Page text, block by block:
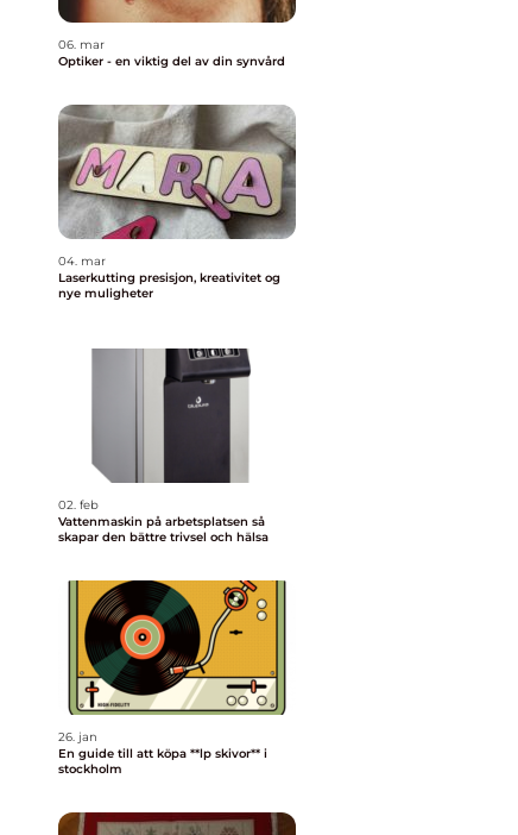
06. mar
Optiker - en viktig del av din synvård
04. mar
Laserkutting presisjon, kreativitet og
nye muligheter
02. feb
Vattenmaskin på arbetsplatsen så
skapar den bättre trivsel och hälsa
26. jan
En guide till att köpa **lp skivor** i
stockholm